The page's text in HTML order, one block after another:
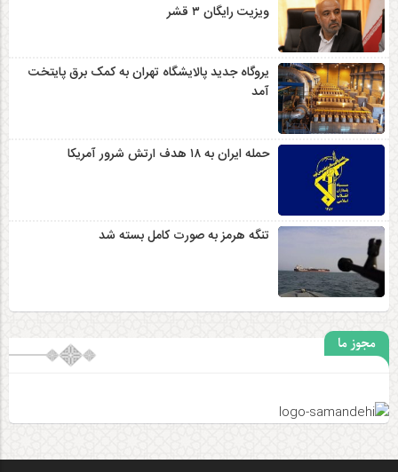
ویزیت رایگان ۳ قشر
یروگاه جدید پالایشگاه تهران به کمک برق پایتخت
آمد
حمله ایران به ۱۸ هدف ارتش شرور آمریکا
تنگه هرمز به صورت کامل بسته شد
مجوز ما